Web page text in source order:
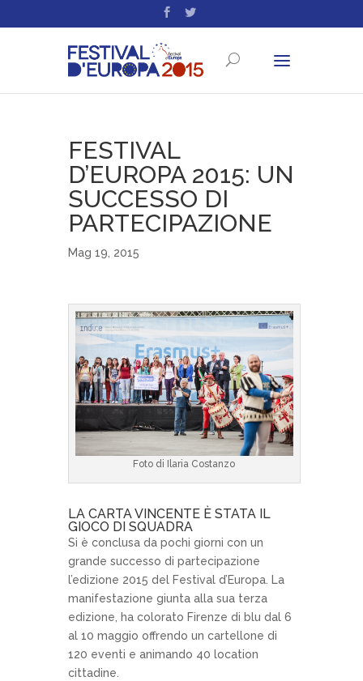
FESTIVAL
D’EUROPA 2015: UN
SUCCESSO DI
PARTECIPAZIONE
Mag 19, 2015
Foto di Ilaria Costanzo
LA CARTA VINCENTE È STATA IL
GIOCO DI SQUADRA
Si è conclusa da pochi giorni con un
grande successo di partecipazione
l’edizione 2015 del Festival d’Europa. La
manifestazione giunta alla sua terza
edizione, ha colorato Firenze di blu dal 6
al 10 maggio offrendo un cartellone di
120 eventi e animando 40 location
cittadine.